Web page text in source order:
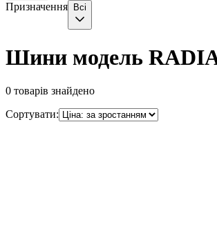
Призначення Всі
Шини модель
0 товарів знайдено
Сортувати: